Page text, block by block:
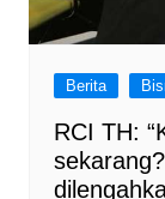
Berita
RCI TH: